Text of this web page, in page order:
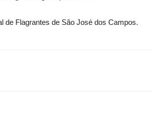
de Flagrantes de São José dos Campos.